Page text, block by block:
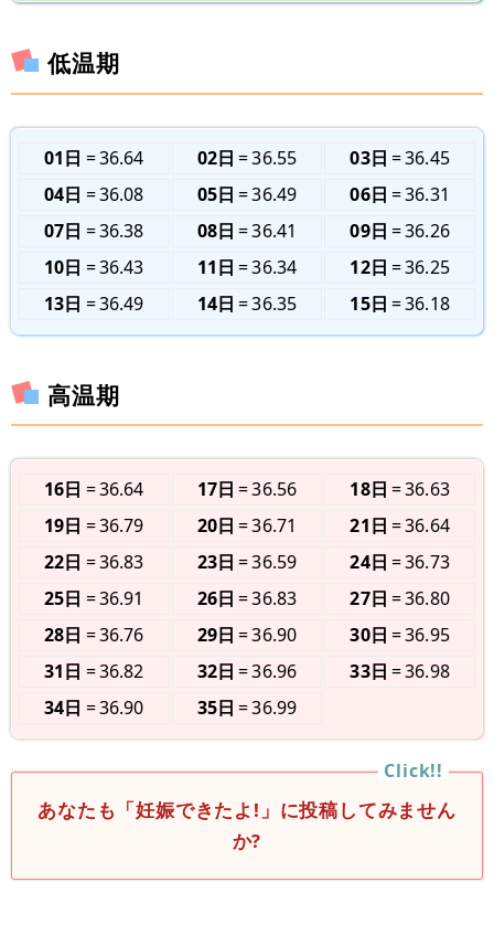
低温期
01日 36.64 02日 36.55 03日
36.45
04日
36.08 05日 36.49 06日
36.31
07日
36.38 08日 36.41 09日
36.26
10日
36.43 11日 36.34 12日
36.25
13日
36.49 14日 36.35 15日 36.18
高温期
16日 36.64 17日 36.56 18日
36.63
19日
36.79 20日 36.71 21日
36.64
22日
36.83 23日 36.59 24日
36.73
25日
36.91 26日 36.83 27日
36.80
28日
36.76 29日 36.90 30日
36.95
31日
36.82 32日 36.96 33日
36.98
34日
36.90 35日 36.99
あなたも「妊娠できたよ!」に投稿してみません
か?